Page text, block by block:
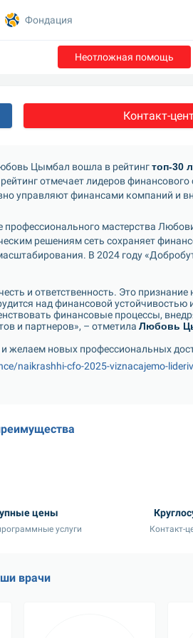
Неотложная помощь
Контакт-
Цымбал вошла в рейтинг топ-30
отмечает лидеров
управляют финансами компаний и
мастерства
решениям сеть сохраняет
В 2024 году
и ответственность. Это признание
над финансовой устойчивостью
финансовые процессы,
и партнеров», – отметила Любовь
желаем новых профессиональных
naikrashhi-cfo-2025-viznacajemo-
цены
услуги Контакт-
врачи
Фондация